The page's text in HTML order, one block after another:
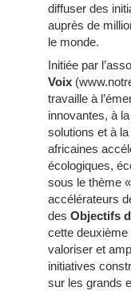
diffuser des
auprès de
le monde.
Initiée par
Voix
travaille à
innovantes, à
solutions et à
africaines
écologiques,
sous le thème
accélérateurs
des Objectifs
cette deuxième
valoriser et
initiatives
sur les grands